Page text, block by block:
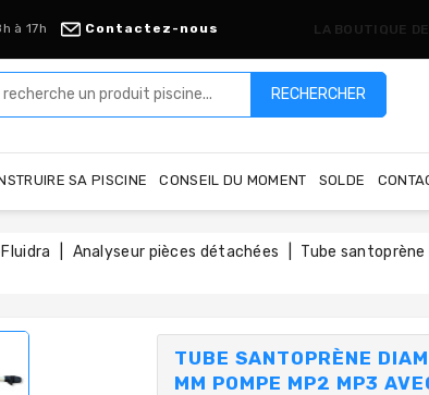
à 17h Contactez-nous LA BOUTIQUE
RECHERCHER
SA PISCINE CONSEIL DU MOMENT SOLDE
Analyseur pièces détachées
Tube
TUBE SANTOPRÈNE
MM POMPE MP2 MP3